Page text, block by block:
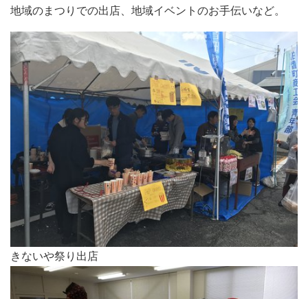
地域のまつりでの出店、地域イベントのお手伝いなど。
きないや祭り出店